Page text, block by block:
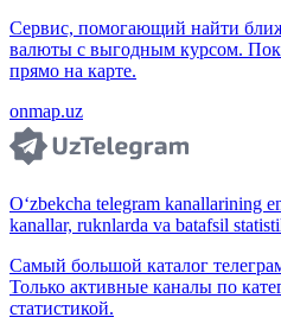
Сервис, помогающий найти
валюты с выгодным курсом.
прямо на карте.
onmap.uz
O‘zbekcha telegram kanallarining
kanallar, ruknlarda va batafsil
Самый большой каталог
Только активные каналы по
статистикой.